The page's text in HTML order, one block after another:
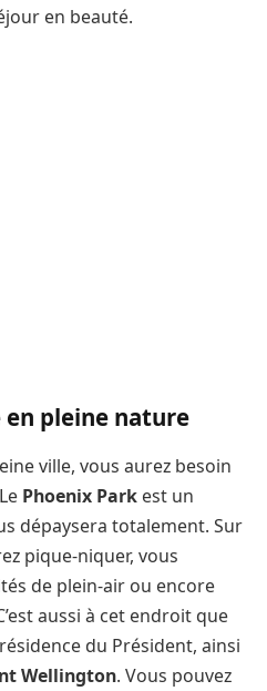
en beauté.
en pleine nature
ville, vous aurez besoin
Phoenix Park est un
dépaysera totalement. Sur
pique-niquer, vous
de plein-air ou encore
aussi à cet endroit que
du Président, ainsi
Wellington. Vous pouvez